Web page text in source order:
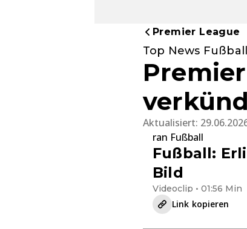
Premier League
Top News Fußball
Aktualisiert:
ran Fußball
Fußball:
Bild
Videoclip • 01:56 Min
Link kopieren